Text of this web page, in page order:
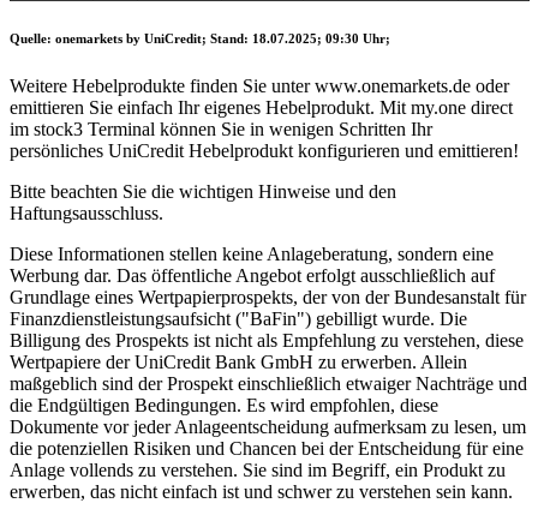
Quelle: onemarkets by UniCredit; Stand: 18.07.2025; 09:30 Uhr;
Weitere Hebelprodukte finden Sie unterwww.onemarkets.de oder
emittieren Sie einfach Ihr eigenes Hebelprodukt. Mit my.one direct
im stock3 Terminal können Sie in wenigen Schritten Ihr
persönliches UniCredit Hebelprodukt konfigurieren und emittieren!
Bitte beachten Sie die wichtigen Hinweise und den
Haftungsausschluss.
Diese Informationen stellen keine Anlageberatung, sondern eine
Werbung dar. Das öffentliche Angebot erfolgt ausschließlich auf
Grundlage eines Wertpapierprospekts, der von der Bundesanstalt für
Finanzdienstleistungsaufsicht ("BaFin") gebilligt wurde. Die
Billigung des Prospekts ist nicht als Empfehlung zu verstehen, diese
Wertpapiere der UniCredit Bank GmbH zu erwerben. Allein
maßgeblich sind derProspekt einschließlich etwaiger Nachträge und
die Endgültigen Bedingungen. Es wird empfohlen, diese
Dokumente vor jeder Anlageentscheidung aufmerksam zu lesen, um
die potenziellen Risiken und Chancen bei der Entscheidung für eine
Anlage vollends zu verstehen. Sie sind im Begriff, ein Produkt zu
erwerben, das nicht einfach ist und schwer zu verstehen sein kann.